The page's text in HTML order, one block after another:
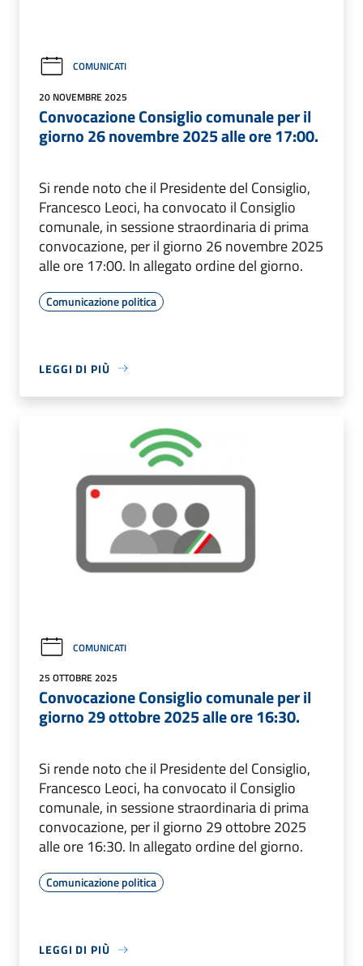
COMUNICATI
20 NOVEMBRE 2025
Convocazione Consiglio comunale per il
giorno 26 novembre 2025 alle ore 17:00.
Si rende noto che il Presidente del Consiglio,
Francesco Leoci, ha convocato il Consiglio
comunale, in sessione straordinaria di prima
convocazione, per il giorno 26 novembre 2025
alle ore 17:00. In allegato ordine del giorno.
Comunicazione politica
LEGGI DI PIÙ
COMUNICATI
25 OTTOBRE 2025
Convocazione Consiglio comunale per il
giorno 29 ottobre 2025 alle ore 16:30.
Si rende noto che il Presidente del Consiglio,
Francesco Leoci, ha convocato il Consiglio
comunale, in sessione straordinaria di prima
convocazione, per il giorno 29 ottobre 2025
alle ore 16:30. In allegato ordine del giorno.
Comunicazione politica
LEGGI DI PIÙ